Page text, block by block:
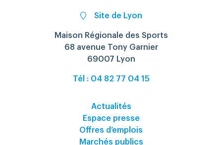
Site de Lyon
Maison Régionale des Sports
68 avenue Tony Garnier
69007 Lyon
Tél : 04 82 77 04 15
Actualités
Espace presse
Offres d’emplois
Marchés publics